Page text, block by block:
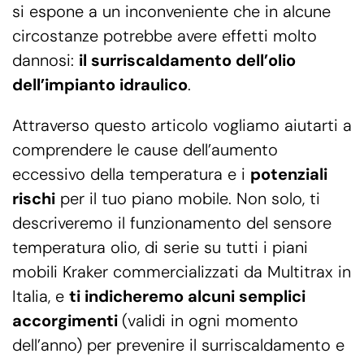
si espone a un inconveniente che in alcune
circostanze potrebbe avere effetti molto
dannosi: il surriscaldamento dell’olio
dell’impianto idraulico.
Attraverso questo articolo vogliamo aiutarti a
comprendere le cause dell’aumento
eccessivo della temperatura e i potenziali
rischi per il tuo piano mobile. Non solo, ti
descriveremo il funzionamento del sensore
temperatura olio, di serie su tutti i piani
mobili Kraker commercializzati da Multitrax in
Italia, e ti indicheremo alcuni semplici
accorgimenti (validi in ogni momento
dell’anno) per prevenire il surriscaldamento e